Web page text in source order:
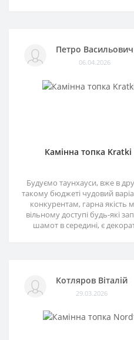
Петро Васильович
06.04.2026
Камінна топка Kratki
Будуємо таунхауси, вже в
такому бюджеті чудовий
конкурентам, гарна якість
вільному доступі будь-які
шамот в середині, є
Котляров Віталій
29.03.2026